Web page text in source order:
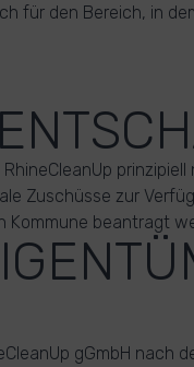
für den Bereich, in
Zuschüsse zur
Kommune beantragt
gGmbH nach